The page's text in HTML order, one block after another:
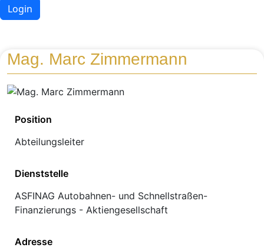
Login
Mag. Marc Zimmermann
Position
Abteilungsleiter
Dienststelle
ASFINAG Autobahnen- und Schnellstraßen-
Finanzierungs - Aktiengesellschaft
Adresse